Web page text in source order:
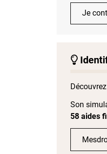
Je
Son
58 aides